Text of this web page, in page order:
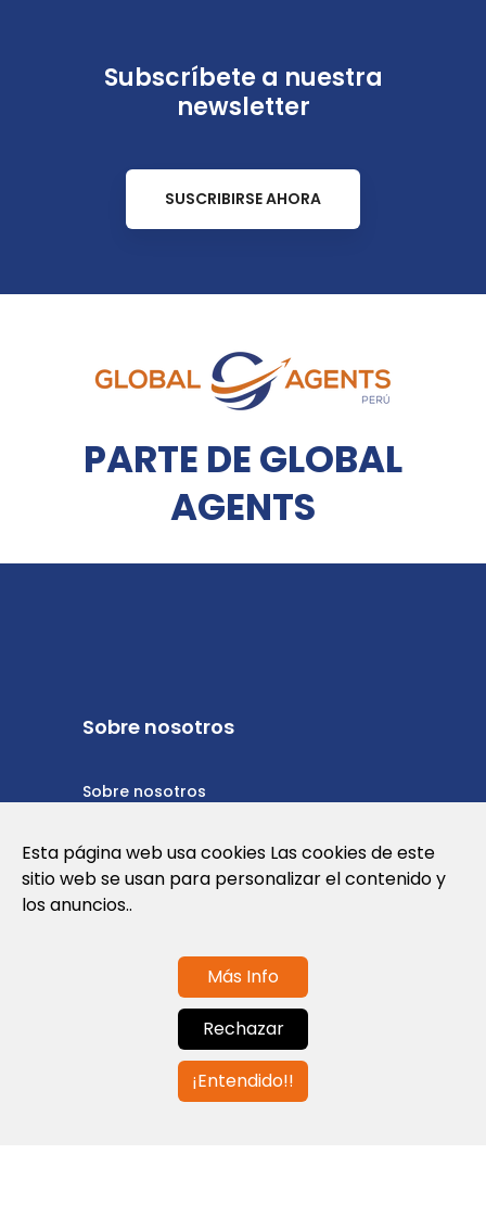
Subscríbete a nuestra
newsletter
SUSCRIBIRSE AHORA
PARTE DE GLOBAL
AGENTS
Sobre nosotros
Sobre nosotros
Política de cookies
Contáctanos
info@globalagents.net
Esta página web usa cookies Las cookies de este
sitio web se usan para personalizar el contenido y
los anuncios..
Más Info
Rechazar
¡Entendido!!